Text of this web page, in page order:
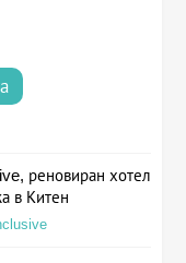
реновиран хотел
в Китен